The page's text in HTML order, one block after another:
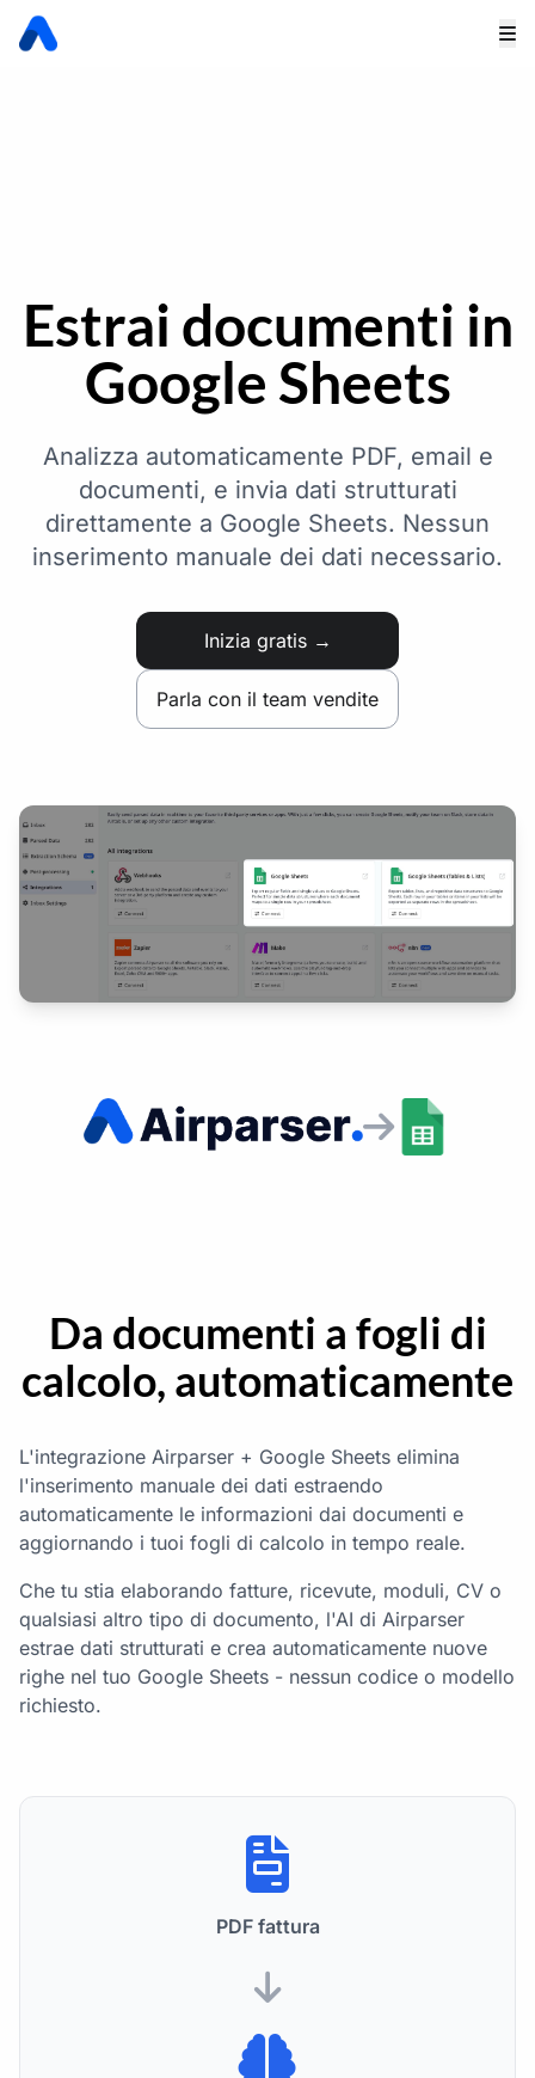
Estrai documenti in
Google Sheets
Analizza automaticamente PDF, email e
documenti, e invia dati strutturati
direttamente a Google Sheets. Nessun
inserimento manuale dei dati necessario.
Inizia gratis →
Parla con il team vendite
Da documenti a fogli di
calcolo, automaticamente
L'integrazione Airparser + Google Sheets elimina
l'inserimento manuale dei dati estraendo
automaticamente le informazioni dai documenti e
aggiornando i tuoi fogli di calcolo in tempo reale.
Che tu stia elaborando fatture, ricevute, moduli, CV o
qualsiasi altro tipo di documento, l'AI di Airparser
estrae dati strutturati e crea automaticamente nuove
righe nel tuo Google Sheets - nessun codice o modello
richiesto.
PDF fattura